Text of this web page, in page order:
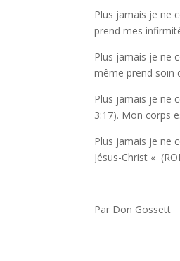
Plus jamais je ne
prend mes
Plus jamais je ne
même prend soin
Plus jamais je ne
3:17). Mon corps
Plus jamais je ne
Jésus-Christ «
Par Don Gossett